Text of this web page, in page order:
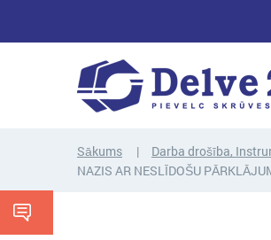
Sākums Darba drošība,
NAZIS AR NESLĪDOŠU